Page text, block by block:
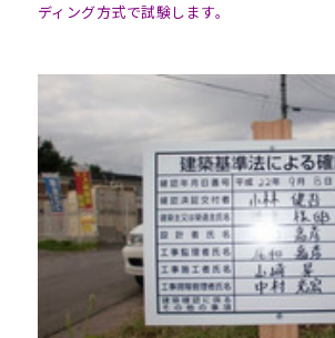
ディング方式で試験します。